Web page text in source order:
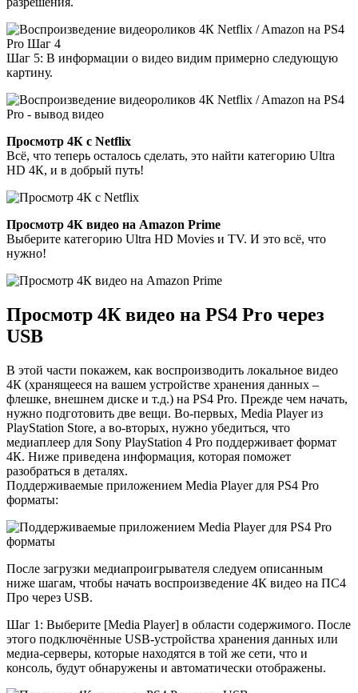
Шаг 5: В информации о видео видим примерно следующую
картину.
Просмотр 4К с Netflix
Всё, что теперь осталось сделать, это найти категорию Ultra
HD 4К, и в добрый путь!
Просмотр 4К видео на Amazon Prime
Выберите категорию Ultra HD Movies и TV. И это всё, что
нужно!
Просмотр 4К видео на PS4 Pro через
USB
В этой части покажем, как воспроизводить локальное видео
4К (хранящееся на вашем устройстве хранения данных –
флешке, внешнем диске и т.д.) на PS4 Pro. Прежде чем начать,
нужно подготовить две вещи. Во-первых, Media Player из
PlayStation Store, а во-вторых, нужно убедиться, что
медиаплеер для Sony PlayStation 4 Pro поддерживает формат
4К. Ниже приведена информация, которая поможет
разобраться в деталях.
Поддерживаемые приложением Media Player для PS4 Pro
форматы:
После загрузки медиапроигрывателя следуем описанным
ниже шагам, чтобы начать воспроизведение 4К видео на ПС4
Про через USB.
Шаг 1: Выберите [Media Player] в области содержимого. После
этого подключённые USB-устройства хранения данных или
медиа-серверы, которые находятся в той же сети, что и
консоль, будут обнаружены и автоматически отображены.